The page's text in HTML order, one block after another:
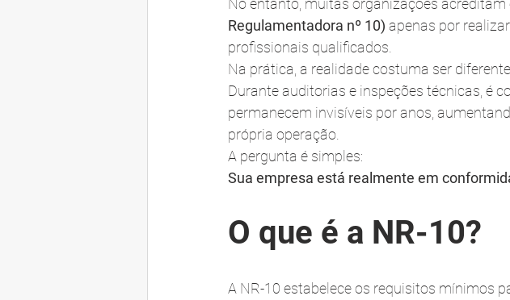
No entanto, muitas organizações
Regulamentadora nº 10) apenas por
profissionais qualificados.
Na prática, a realidade costuma ser diferente.
Durante auditorias e inspeções técnicas, é
permanecem invisíveis por anos,
própria operação.
A pergunta é simples:
Sua empresa está realmente em
O que é a NR-10?
A NR-10 estabelece os requisitos mínimos